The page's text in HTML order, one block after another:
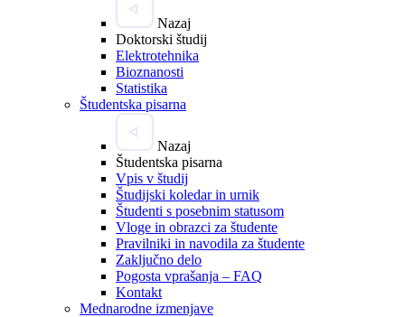
Nazaj
Doktorski študij
Elektrotehnika
Bioznanosti
Statistika
Študentska pisarna
Nazaj
Študentska pisarna
Vpis v študij
Študijski koledar in urnik
Študenti s posebnim statusom
Vloge in obrazci za študente
Pravilniki in navodila za študente
Zaključno delo
Pogosta vprašanja – FAQ
Kontakt
Mednarodne izmenjave